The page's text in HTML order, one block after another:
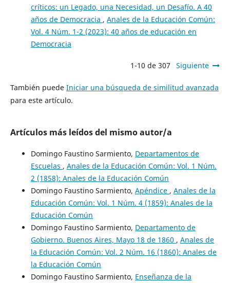
críticos: un Legado, una Necesidad, un Desafío. A 40
años de Democracia , Anales de la Educación Común:
Vol. 4 Núm. 1-2 (2023): 40 años de educación en
Democracia
1-10 de 307 Siguiente
También puede Iniciar una búsqueda de similitud avanzada
para este artículo.
Artículos más leídos del mismo autor/a
Domingo Faustino Sarmiento, Departamentos de
Escuelas , Anales de la Educación Común: Vol. 1 Núm.
2 (1858): Anales de la Educación Común
Domingo Faustino Sarmiento, Apéndice , Anales de la
Educación Común: Vol. 1 Núm. 4 (1859): Anales de la
Educación Común
Domingo Faustino Sarmiento, Departamento de
Gobierno. Buenos Aires, Mayo 18 de 1860 , Anales de
la Educación Común: Vol. 2 Núm. 16 (1860): Anales de
la Educación Común
Domingo Faustino Sarmiento, Enseñanza de la